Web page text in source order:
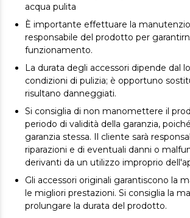
acqua pulita
È importante effettuare la
responsabile del prodotto per
funzionamento.
La durata degli accessori dipende dal
condizioni di pulizia; è opportuno
risultano danneggiati.
Si consiglia di non manomettere il
periodo di validità della garanzia,
garanzia stessa. Il cliente sarà
riparazioni e di eventuali danni o
derivanti da un utilizzo improprio
Gli accessori originali garantiscono la
le migliori prestazioni. Si consiglia la
prolungare la durata del prodotto.